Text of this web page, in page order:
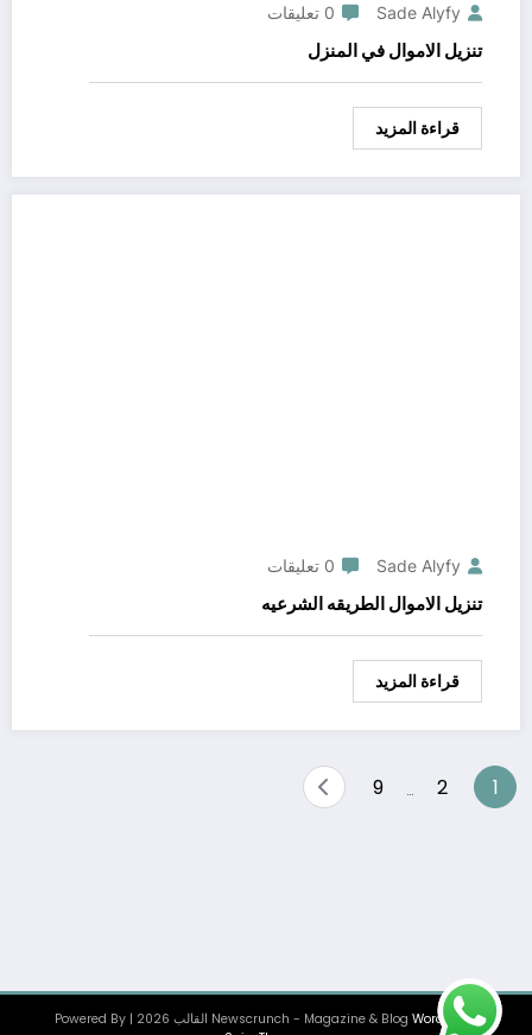
Sade Alyfy 0 تعليقات
تنزيل الاموال في المنزل
قراءة المزيد
Sade Alyfy 0 تعليقات
تنزيل الاموال الطريقه الشرعيه
قراءة المزيد
Posts
1
2
9
Newscrunch - Magazine & Blog WordPress
القالب 2026 | Powered By